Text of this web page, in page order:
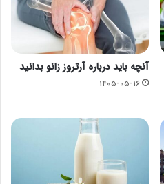
آنچه باید درباره آرتروز زانو بدانید
۱۴۰۵-۰۵-۱۶